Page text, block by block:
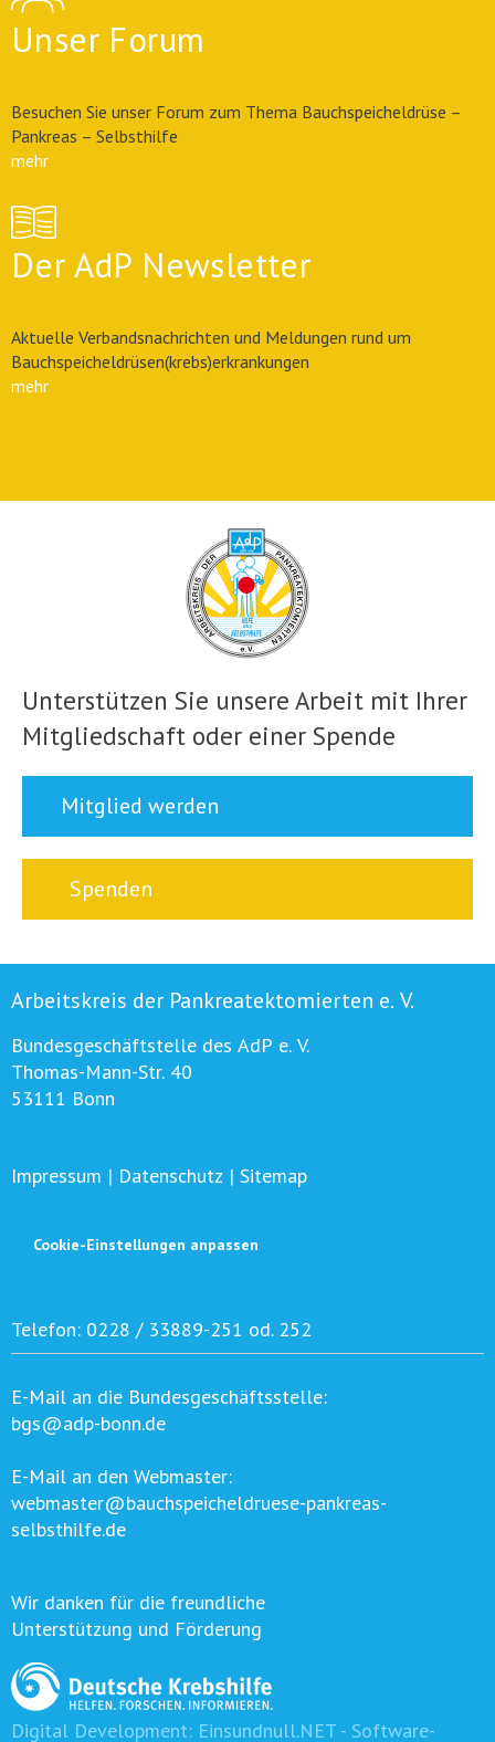
Unser Forum
Besuchen Sie unser Forum zum Thema Bauchspeicheldrüse –
Pankreas – Selbsthilfe
mehr
Der AdP Newsletter
Aktuelle Verbandsnachrichten und Meldungen rund um
Bauchspeicheldrüsen(krebs)erkrankungen
mehr
Unterstützen Sie unsere Arbeit mit Ihrer
Mitgliedschaft oder einer Spende
Mitglied werden
Spenden
Arbeitskreis der Pankreatektomierten e. V.
Bundesgeschäftstelle des AdP e. V.
Thomas-Mann-Str. 40
53111 Bonn
Impressum | Datenschutz | Sitemap
Cookie-Einstellungen anpassen
Telefon: 0228 / 33889-251 od. 252
E-Mail an die Bundesgeschäftsstelle:
bgs@adp-bonn.de
E-Mail an den Webmaster:
webmaster@bauchspeicheldruese-pankreas-
selbsthilfe.de
Wir danken für die freundliche
Unterstützung und Förderung
Digital Development: Einsundnull.NET - Software-